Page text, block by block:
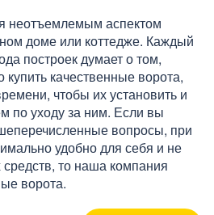
неотъемлемым аспектом
доме или коттедже. Каждый
построек думает о том,
купить качественные ворота,
чтобы их установить и
по уходу за ним. Если вы
вопросы, при
удобно для себя и не
средств, то наша компания
ворота.